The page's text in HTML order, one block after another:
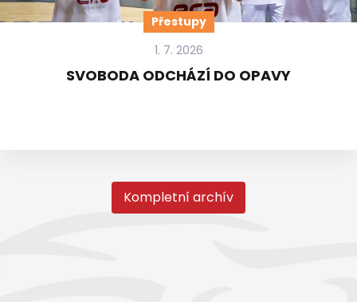
Přestupy
1. 7. 2026
SVOBODA ODCHÁZÍ DO OPAVY
Kompletní archív